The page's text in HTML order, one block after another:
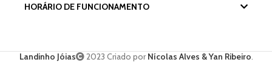
HORÁRIO DE FUNCIONAMENTO
Landinho Jóias 2023 Criado porNícolas Alves & Yan Ribeiro.